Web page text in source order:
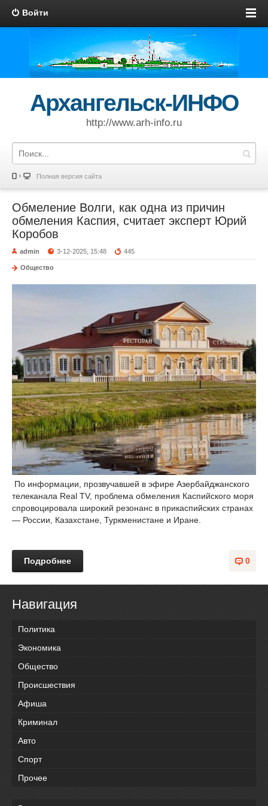
Войти
Архангельск-ИНФО
http://www.arh-info.ru
Полная версия сайта
Обмеление Волги, как одна из причин
обмеления Каспия, считает эксперт Юрий
Коробов
admin 3-12-2025, 15:48 445
Общество
По информации, прозвучавшей в эфире Азербайджанского
телеканала Real TV, проблема обмеления Каспийского моря
спровоцировала широкий резонанс в прикаспийских странах
— России, Казахстане, Туркменистане и Иране.
0
Подробнее
Навигация
Политика
Экономика
Общество
Происшествия
Афиша
Криминал
Авто
Спорт
Прочее